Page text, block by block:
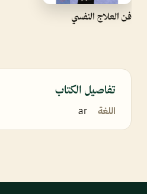
فن العلاج النفسي
تفاصيل الكتاب
اللغة ar